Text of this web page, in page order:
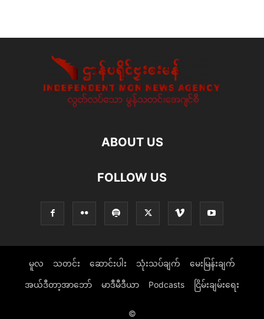
ABOUT US
FOLLOW US
မူလ သတင်း ဆောင်းပါး သုံးသပ်ချက် မေးမြန်းချက်
အယ်ဒီတာ့အာဘော် မာဒီမီဒီယာ Podcasts ငြိမ်းချမ်းရေး
©